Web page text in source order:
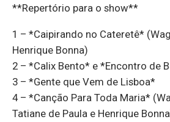
**Repertório para o show**
1 – *Caipirando no Cateretê*
Henrique Bonna)
2 – *Calix Bento* e *Encontro de
3 – *Gente que Vem de Lisboa*
4 – *Canção Para Toda Maria*
Tatiane de Paula e Henrique